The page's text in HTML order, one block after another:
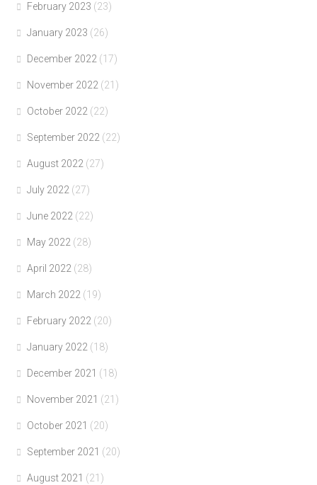
February 2023 (23)
January 2023 (26)
December 2022 (17)
November 2022 (21)
October 2022 (22)
September 2022 (22)
August 2022 (27)
July 2022 (27)
June 2022 (22)
May 2022 (28)
April 2022 (28)
March 2022 (19)
February 2022 (20)
January 2022 (18)
December 2021 (18)
November 2021 (21)
October 2021 (20)
September 2021 (20)
August 2021 (21)